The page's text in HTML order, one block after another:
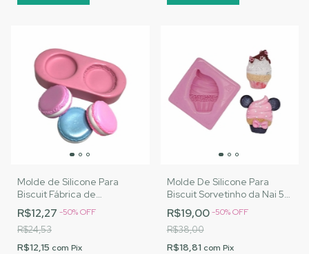
Molde de Silicone Para
Biscuit Fábrica de
Macarrons 2 da Nai - MJ
Artesanatos |Cód. 2853
R$12,27 -50%OFF
R$24,53
R$12,15 com Pix
Molde De Silicone Para
Biscuit Sorvetinho da Nai 5 -
MJ Artesanatos |Cód. 2849
R$19,00-50%OFF
R$38,00
R$18,81 com Pix